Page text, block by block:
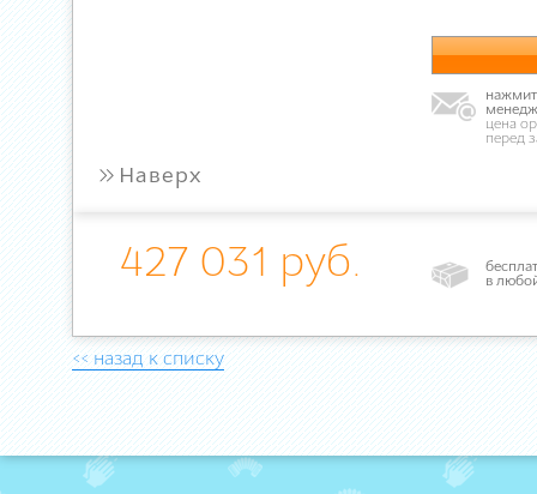
цена
перед
» Наверх
427 031 руб.
в
<< назад к списку